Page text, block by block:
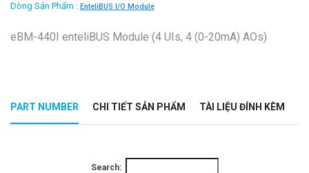
Dòng Sản Phẩm : EnteliBUS I/O Module
eBM-440I enteliBUS Module (4 UIs, 4 (0-20mA) AOs)
PART NUMBER CHI TIẾT SẢN PHẨM TÀI LIỆU ĐÍNH KÈM
Search: